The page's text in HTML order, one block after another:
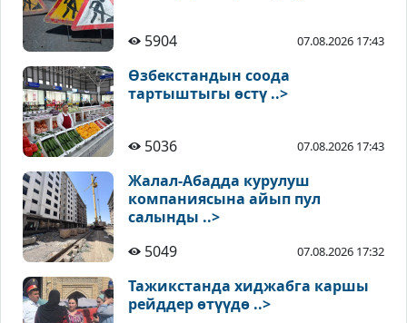
5904 07.08.2026 17:43
Өзбекстандын соода
тартыштыгы өстү ..>
5036 07.08.2026 17:43
Жалал-Абадда курулуш
компаниясына айып пул
салынды ..>
5049
07.08.2026 17:32
Тажикстанда хиджабга каршы
рейддер өтүүдө ..>